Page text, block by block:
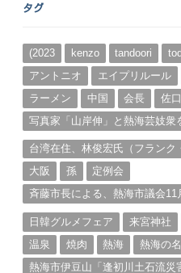
カ
ブ
タグ
(2023 kenzo tandoori
アントニオ
エイプリルール
ラーメン
中国 会長
佐口
写真家「山岸伸」と熱海芸妓衆
台湾在住、林俊宏氏（フラン
大阪
孫
定例会
斉藤市長による、熱海市議会
日韓グルメフェア
来宮神社
温泉
焼肉 熱海
熱海の
熱海市伊豆山「逢初川土石流